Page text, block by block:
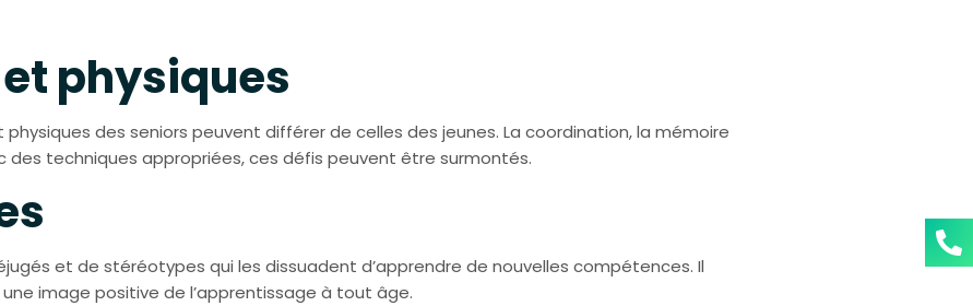
physiques
des seniors peuvent différer de celles des jeunes. La coordination, la mémoire
des techniques appropriées, ces défis peuvent être surmontés.
et de stéréotypes qui les dissuadent d’apprendre de nouvelles compétences. Il
image positive de l’apprentissage à tout âge.